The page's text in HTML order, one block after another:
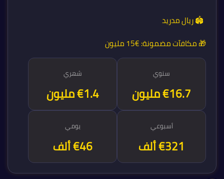
🏟️ ريال مدريد
🎁 مكافآت مضمونة:€15 مليون
سنوي
€16.7 مليون
شهري
€1.4 مليون
أسبوعي
€321 ألف
يومي
€46 ألف